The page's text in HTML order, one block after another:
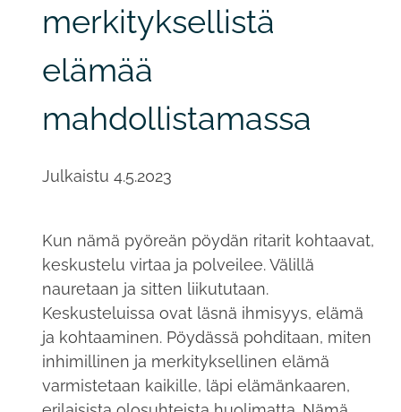
merkityksellistä
elämää
mahdollistamassa
Julkaistu 4.5.2023
Kun nämä pyöreän pöydän ritarit kohtaavat,
keskustelu virtaa ja polveilee. Välillä
nauretaan ja sitten liikututaan.
Keskusteluissa ovat läsnä ihmisyys, elämä
ja kohtaaminen. Pöydässä pohditaan, miten
inhimillinen ja merkityksellinen elämä
varmistetaan kaikille, läpi elämänkaaren,